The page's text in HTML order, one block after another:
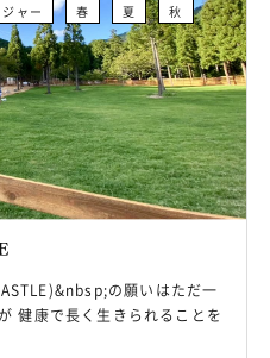
の願いはただ一
ャー 春 夏 秋